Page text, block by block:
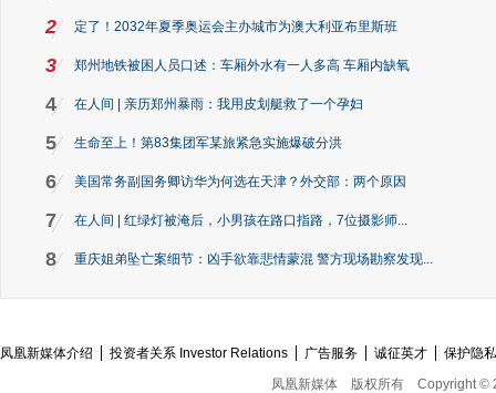
2 定了！2032年夏季奥运会主办城市为澳大利亚布里斯班
3 郑州地铁被困人员口述：车厢外水有一人多高 车厢内缺氧
4 在人间 | 亲历郑州暴雨：我用皮划艇救了一个孕妇
5 生命至上！第83集团军某旅紧急实施爆破分洪
6 美国常务副国务卿访华为何选在天津？外交部：两个原因
7 在人间 | 红绿灯被淹后，小男孩在路口指路，7位摄影师...
8 重庆姐弟坠亡案细节：凶手欲靠悲情蒙混 警方现场勘察发现...
凤凰新媒体介绍 投资者关系 Investor Relations 广告服务 诚征英才
保护隐
凤凰新媒体
版权所有 Copyright ©